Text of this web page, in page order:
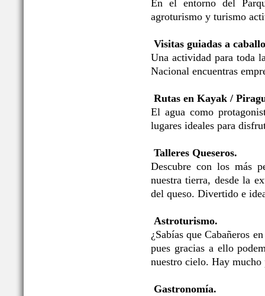
En el entorno del
agroturismo y turismo
Visitas guiadas a
Una actividad para toda
Nacional encuentras
Rutas en Kayak /
El agua como
lugares ideales para
Talleres Queseros.
Descubre con los más
nuestra tierra, desde la
del queso. Divertido e
Astroturismo.
¿Sabías que Cabañeros
pues gracias a ello
nuestro cielo. Hay mucho
Gastronomía.